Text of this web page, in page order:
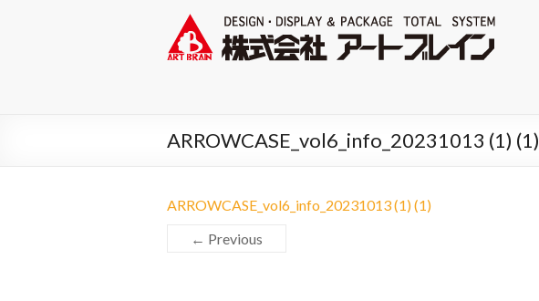
ARROWCASE_vol6_info_20231013 (1) (1)
ARROWCASE_vol6_info_20231013 (1) (1)
← Previous